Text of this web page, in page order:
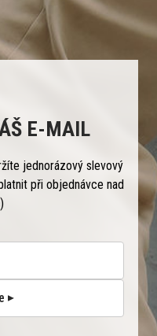
E-MAIL
jednorázový slevový
při objednávce nad